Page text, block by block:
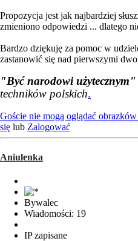
Propozycja jest jak najbardziej
zmieniono odpowiedzi ... dlatego
Bardzo dziękuję za pomoc w
zastanowić się nad pierwszymi
"Być narodowi użytecznym"
techników polskich.
Goście nie mogą oglądać
się lub Zalogować
Aniulenka
Bywalec
Wiadomości: 19
IP zapisane